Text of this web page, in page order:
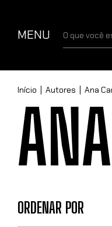
MENU
Início Autores Ana
ORDENAR POR